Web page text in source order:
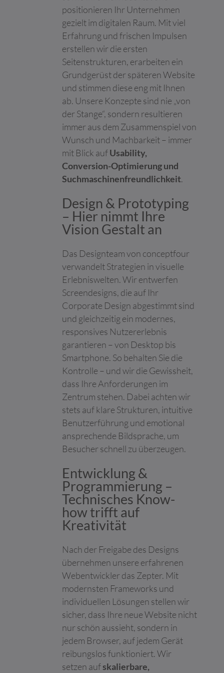
positionieren Ihr Unternehmen
gezielt im digitalen Raum. Mit viel
Erfahrung und frischen Impulsen
erstellen wir die ersten
Seitenstrukturen, erarbeiten ein
Grundgerüst der späteren Website
und stimmen diese eng mit Ihnen
ab. Unsere Konzepte sind nie „von
der Stange“, sondern resultieren
immer aus dem Zusammenspiel von
Wunsch und Machbarkeit – immer
mit Blick aufUsability,
Conversion-Optimierung und
Suchmaschinenfreundlichkeit.
Design & Prototyping
– Hier nimmt Ihre
Vision Gestalt an
Das Designteam von conceptfour
verwandelt Strategien in visuelle
Erlebniswelten. Wir entwerfen
Screendesigns, die auf Ihr
Corporate Design abgestimmt sind
und gleichzeitig ein modernes,
responsives Nutzererlebnis
garantieren – von Desktop bis
Smartphone. So behalten Sie die
Kontrolle – und wir die Gewissheit,
dass Ihre Anforderungen im
Zentrum stehen. Dabei achten wir
stets auf klare Strukturen, intuitive
Benutzerführung und emotional
ansprechende Bildsprache, um
Besucher schnell zu überzeugen.
Entwicklung &
Programmierung –
Technisches Know-
how trifft auf
Kreativität
Nach der Freigabe des Designs
übernehmen unsere erfahrenen
Webentwickler das Zepter. Mit
modernsten Frameworks und
individuellen Lösungen stellen wir
sicher, dass Ihre neue Website nicht
nur schön aussieht, sondern in
jedem Browser, auf jedem Gerät
reibungslos funktioniert. Wir
setzen aufskalierbare,
nutzen.
Google
Erfasst statistische
Daten zu Website-
Besuchen des
Anzahl der Besuche,
durchschnittliche
Verweildauer auf der
Website und welche
Seiten geladen wurden.
Der Zweck ist die
Segmentierung der
Benutzer der Website
nach Faktoren wie
Demografie und
geografische Lage,
damit Medien- und
ihre Zielgruppen
strukturieren und
verstehen können, um
maßgeschneiderte
Online-Werbung zu
g
Platforms,
Inc.
Ermittelt, wie der
Nutzer die Website
erreicht hat, indem
seine letzte URL-
Adresse registriert
wird.
Platforms,
Inc.
Ermittelt, wie der
Nutzer die Website
erreicht hat, indem
seine letzte URL-
Adresse registriert
wird.
LinkedIn
Speichert den
Zustimmungsstatus
des Benutzers für
Cookies auf der
aktuellen Domäne.
180 Tage
LinkedIn
Verwendet vom Social-
LinkedIn für die
Verfolgung der
Verwendung von
eingebetteten
Dienstleistungen.
Google
Sammelt Daten zum
Besucherverhalten auf
um relevantere
Werbung zu
präsentieren - Dies
ermöglicht es der
Website auch, die
Anzahl der gleichen
Werbeanzeige zu
Google Anstehend
Google
Wird verwendet, um
die Interaktion der